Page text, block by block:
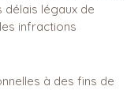
légaux de
infractions
à des fins de